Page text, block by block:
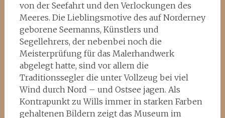
von der Seefahrt und den Verlockungen des
Meeres. Die Lieblingsmotive des auf Norderney
geborene Seemanns, Künstlers und
Segellehrers, der nebenbei noch die
Meisterprüfung für das Malerhandwerk
abgelegt hatte, sind vor allem die
Traditionssegler die unter Vollzeug bei viel
Wind durch Nord – und Ostsee jagen. Als
Kontrapunkt zu Wills immer in starken Farben
gehaltenen Bildern zeigt das Museum im